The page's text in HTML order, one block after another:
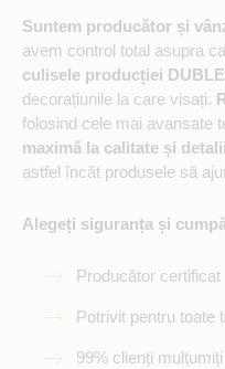
Suntem producător și
avem control total asupra
culisele producției
decorațiunile la care visați.
folosind cele mai avansate
maximă la calitate și detalii
astfel încât produsele să
Alegeți siguranța și
Producător certificat
Potrivit pentru toate
99% clienți mulțumiți